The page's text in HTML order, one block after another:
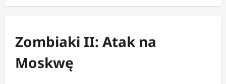
Zombiaki II: Atak na
Moskwę